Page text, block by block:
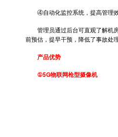
④自动化监控系统，提高管理
管理员通过后台可直观了解机房
前预估，提早干预，降低了事故处理
产品优势
①5G物联网枪型摄像机